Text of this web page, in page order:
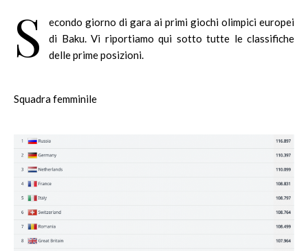
S
econdo giorno di gara ai primi giochi olimpici europei
di Baku. Vi riportiamo qui sotto tutte le classifiche
delle prime posizioni.
Squadra femminile